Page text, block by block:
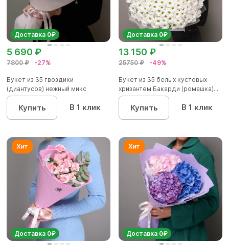
Доставка 0₽
7800 ₽ -27%
5 690 ₽
Букет из 35 гвоздики
(диантусов) нежный микс
Купить В 1 клик
Доставка 0₽
25750 ₽ -49%
13 150 ₽
Букет из 35 белых кустовых
хризантем Бакарди (ромашка)...
Купить В 1 клик
Доставка 0₽ Доставка 0₽